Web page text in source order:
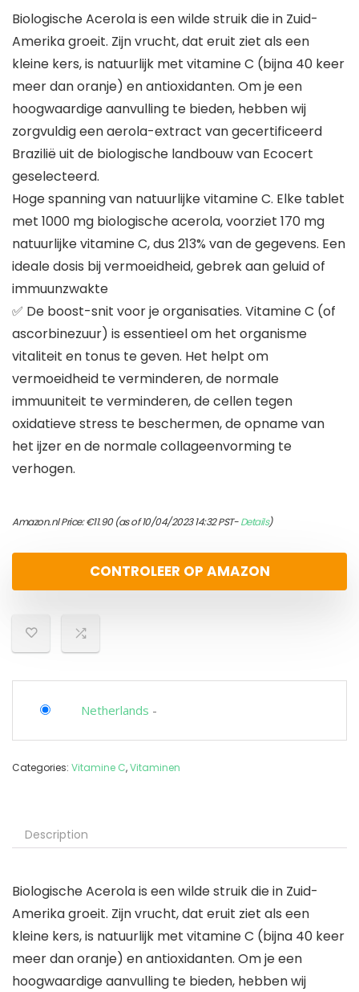
Biologische Acerola is een wilde struik die in Zuid-
Amerika groeit. Zijn vrucht, dat eruit ziet als een
kleine kers, is natuurlijk met vitamine C (bijna 40 keer
meer dan oranje) en antioxidanten. Om je een
hoogwaardige aanvulling te bieden, hebben wij
zorgvuldig een aerola-extract van gecertificeerd
Brazilië uit de biologische landbouw van Ecocert
geselecteerd.
Hoge spanning van natuurlijke vitamine C. Elke tablet
met 1000 mg biologische acerola, voorziet 170 mg
natuurlijke vitamine C, dus 213% van de gegevens. Een
ideale dosis bij vermoeidheid, gebrek aan geluid of
immuunzwakte
✅ De boost-snit voor je organisaties. Vitamine C (of
ascorbinezuur) is essentieel om het organisme
vitaliteit en tonus te geven. Het helpt om
vermoeidheid te verminderen, de normale
immuuniteit te verminderen, de cellen tegen
oxidatieve stress te beschermen, de opname van
het ijzer en de normale collageenvorming te
verhogen.
Amazon.nl Price:€11.90(as of 10/04/2023 14:32 PST-Details)
CONTROLEER OP AMAZON
Netherlands -
Categories: Vitamine C,Vitaminen
Description
Biologische Acerola is een wilde struik die in Zuid-
Amerika groeit. Zijn vrucht, dat eruit ziet als een
kleine kers, is natuurlijk met vitamine C (bijna 40 keer
meer dan oranje) en antioxidanten. Om je een
hoogwaardige aanvulling te bieden, hebben wij